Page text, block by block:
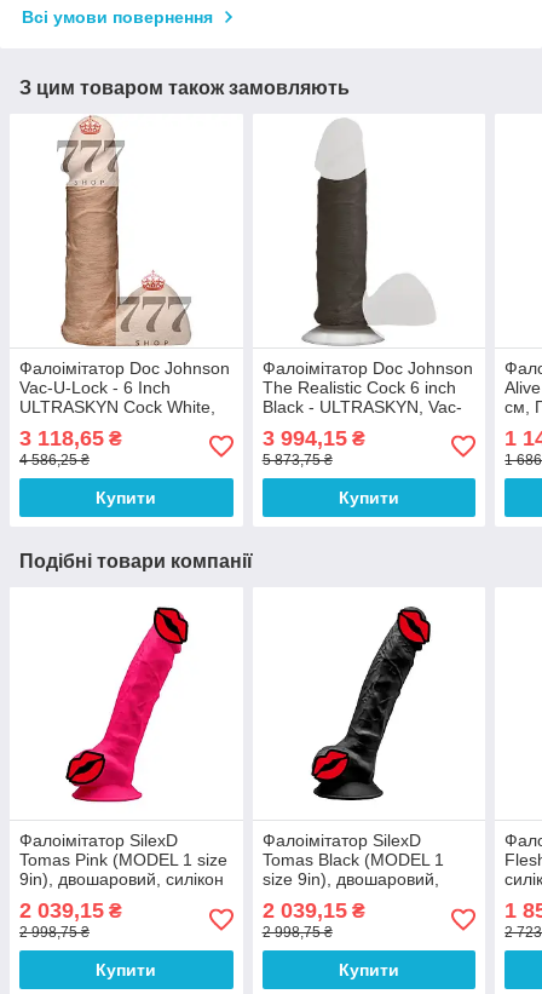
Всі умови повернення
З цим товаром також замовляють
Фалоімітатор Doc Johnson
Vac-U-Lock - 6 Inch
ULTRASKYN Cock White,
Анонімності
3 118,65 ₴
4 586,25 ₴
Купити
Фалоімітатор Doc Johnson
The Realistic Cock 6 inch
Black - ULTRASKYN, Vac-
100% Анонімності
3 994,15₴
5 873,75 ₴
Купити
см,
1
1
Подібні товари компанії
Фалоімітатор SilexD
Tomas Pink (MODEL 1 size
9in), двошаровий, силікон
на присосці
2 039,15 ₴
2 998,75 ₴
Купити
Фалоімітатор SilexD
Tomas Black (MODEL 1
size 9in), двошаровий,
4,9 см, на присосці
2 039,15₴
2 998,75 ₴
Купити
1
2